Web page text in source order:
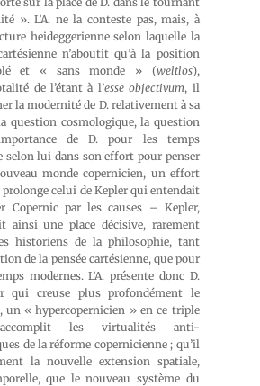
». L’A. ne la conteste pas, mais, à
heideggerienne selon laquelle la
n’aboutit qu’à la position
et « sans monde » (weltlos),
de l’étant à l’esse objectivum, il
la modernité de D. relativement à sa
question cosmologique, la question
de D. pour les temps
selon lui dans son effort pour penser
monde copernicien, un effort
celui de Kepler qui entendait
Copernic par les causes – Kepler,
ainsi une place décisive, rarement
historiens de la philosophie, tant
de la pensée cartésienne, que pour
modernes. L’A. présente donc D.
qui creuse plus profondément le
un « hypercopernicien » en ce triple
les virtualités anti-
de la réforme copernicienne ; qu’il
la nouvelle extension spatiale,
que le nouveau système du